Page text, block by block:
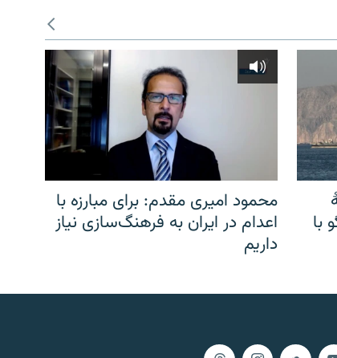
با
محمود امیری مقدم: برای مبارزه با
اعدام در ایران به فرهنگ‌سازی نیاز
داریم